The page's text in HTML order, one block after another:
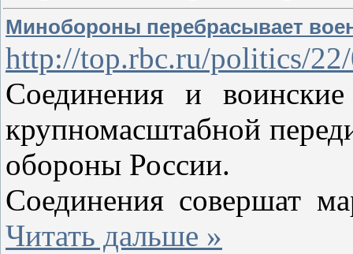
Минобороны перебрасывает
http://top.rbc.ru/politics/
Соединения и
крупномасштабной
обороны России.
Соединения совершат
Читать дальше »